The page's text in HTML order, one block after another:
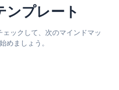
ンプレート
ックして、次のマインドマッ
めましょう。